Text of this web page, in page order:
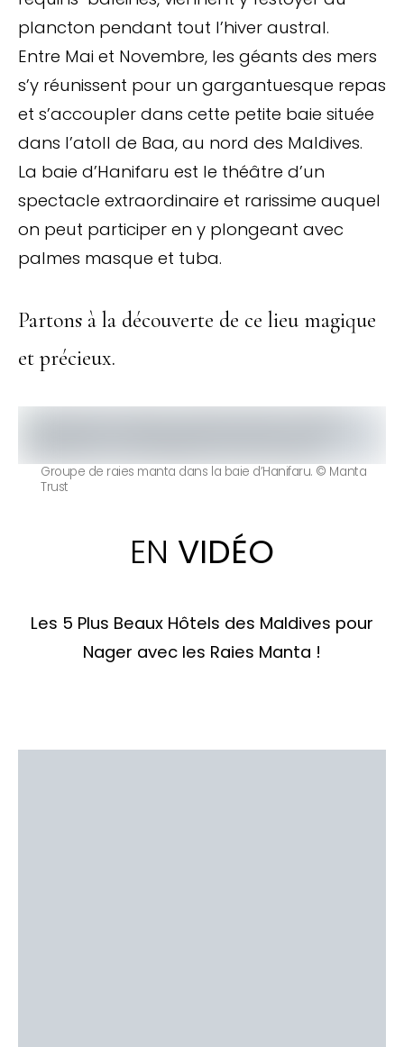
plancton pendant tout l’hiver austral.
Entre Mai et Novembre, les géants des mers
s’y réunissent pour un gargantuesque repas
et s’accoupler dans cette petite baie située
dans l’atoll de Baa, au nord des Maldives.
La baie d’Hanifaru est le théâtre d’un
spectacle extraordinaire et rarissime auquel
on peut participer en y plongeant avec
palmes masque et tuba.
Partons à la découverte de ce lieu magique
et précieux.
Groupe de raies manta dans la baie d’Hanifaru. © Manta
Trust
EN VIDÉO
Les 5 Plus Beaux Hôtels des Maldives pour
Nager avec les Raies Manta !